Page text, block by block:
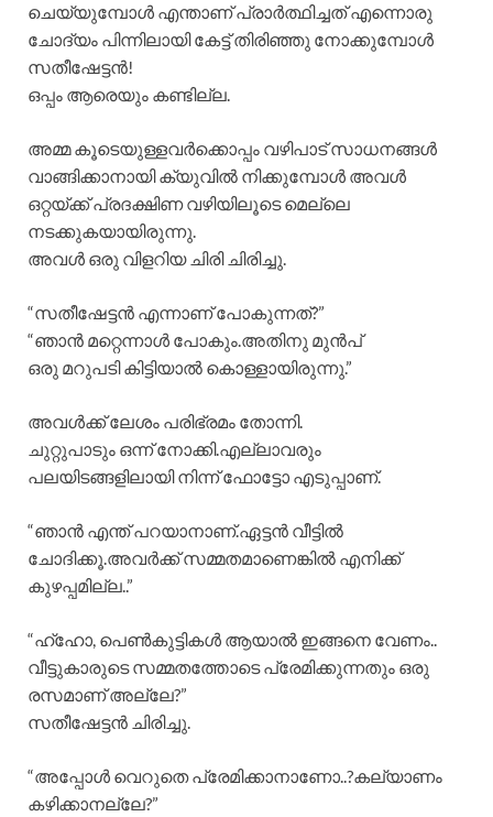
ചെയ്യുമ്പോൾ എന്താണ് പ്രാർത്ഥിച്ചത് എന്നൊരു
ചോദ്യം പിന്നിലായി കേട്ട് തിരിഞ്ഞു നോക്കുമ്പോൾ
സതീഷേട്ടൻ!
ഒപ്പം ആരെയും കണ്ടില്ല.
അമ്മ കൂടെയുള്ളവർക്കൊപ്പം വഴിപാട് സാധനങ്ങൾ
വാങ്ങിക്കാനായി ക്യുവിൽ നിക്കുമ്പോൾ അവൾ
ഒറ്റയ്ക്ക് പ്രദക്ഷിണ വഴിയിലൂടെ മെല്ലെ
നടക്കുകയായിരുന്നു.
അവൾ ഒരു വിളറിയ ചിരി ചിരിച്ചു.
“സതീഷേട്ടൻ എന്നാണ് പോകുന്നത്?”
“ഞാൻ മറ്റെന്നാൾ പോകും.അതിനു മുൻപ്
ഒരു മറുപടി കിട്ടിയാൽ കൊള്ളായിരുന്നു.”
അവൾക്ക് ലേശം പരിഭ്രമം തോന്നി.
ചുറ്റുപാടും ഒന്ന് നോക്കി.എല്ലാവരും
പലയിടങ്ങളിലായി നിന്ന് ഫോട്ടോ എടുപ്പാണ്.
“ഞാൻ എന്ത്‌ പറയാനാണ്.ഏട്ടൻ വീട്ടിൽ
ചോദിക്കൂ.അവർക്ക് സമ്മതമാണെങ്കിൽ എനിക്ക്
കുഴപ്പമില്ല..”
“ഹ്ഹോ, പെൺകുട്ടികൾ ആയാൽ ഇങ്ങനെ വേണം..
വീട്ടുകാരുടെ സമ്മതത്തോടെ പ്രേമിക്കുന്നതും ഒരു
രസമാണ് അല്ലേ?”
സതീഷേട്ടൻ ചിരിച്ചു.
“അപ്പോൾ വെറുതെ പ്രേമിക്കാനാണോ..?കല്യാണം
കഴിക്കാനല്ലേ?”